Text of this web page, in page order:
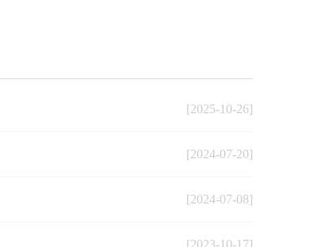
[2025-10-26]
[2024-07-20]
[2024-07-08]
[2023-10-17]